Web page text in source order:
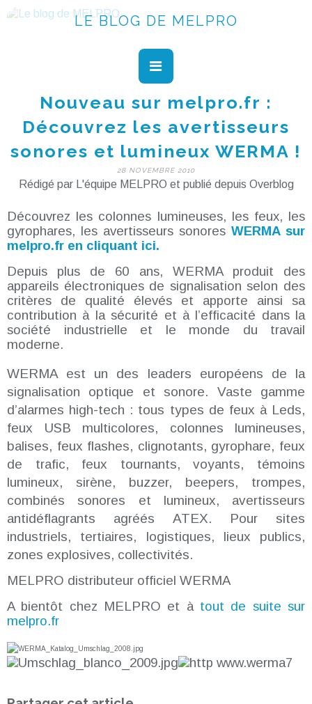
LE BLOG DE MELPRO
Nouveau sur melpro.fr :
Découvrez les avertisseurs
sonores et lumineux WERMA !
28 NOVEMBRE 2010
Rédigé par L'équipe MELPRO et publié depuis Overblog
Découvrez les colonnes lumineuses, les feux, les
gyrophares, les avertisseurs sonores WERMA sur
melpro.fr en cliquant ici.
Depuis plus de 60 ans, WERMA produit des
appareils électroniques de signalisation selon des
critères de qualité élevés et apporte ainsi sa
contribution à la sécurité et à l’efficacité dans la
société industrielle et le monde du travail
moderne.
WERMA est un des leaders européens de la
signalisation optique et sonore. Vaste gamme
d’alarmes high-tech : tous types de feux à Leds,
feux USB multicolores, colonnes lumineuses,
balises, feux flashes, clignotants, gyrophare, feux
de trafic, feux tournants, voyants, témoins
lumineux, sirène, buzzer, beepers, trompes,
combinés sonores et lumineux, avertisseurs
antidéflagrants agréés ATEX. Pour sites
industriels, tertiaires, logistiques, lieux publics,
zones explosives, collectivités.
MELPRO distributeur officiel WERMA
A bientôt chez MELPRO et à tout de suite sur
melpro.fr